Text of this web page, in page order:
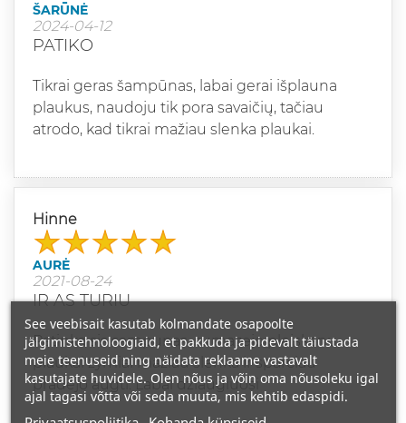
ŠARŪNĖ
2024-04-12
PATIKO
Tikrai geras šampūnas, labai gerai išplauna
plaukus, naudoju tik pora savaičių, tačiau
atrodo, kad tikrai mažiau slenka plaukai.
Hinne
AURĖ
2021-08-24
IR AS TURIU
Patinka sis sampunas, sumazejo pleiskanu,
plaukai zymiai maziau slenka ir sparciau
pradejo augti. Labai dziaugiuosi
See veebisait kasutab kolmandate osapoolte
jälgimistehnoloogiaid, et pakkuda ja pidevalt täiustada
meie teenuseid ning näidata reklaame vastavalt
kasutajate huvidele. Olen nõus ja võin oma nõusoleku igal
ajal tagasi võtta või seda muuta, mis kehtib edaspidi.